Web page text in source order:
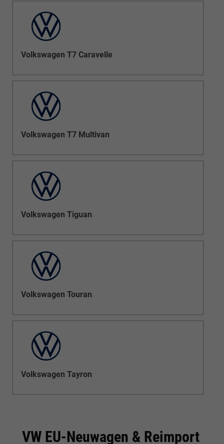
Volkswagen T7 Caravelle
Volkswagen T7 Multivan
Volkswagen Tiguan
Volkswagen Touran
Volkswagen Tayron
VW EU-Neuwagen & Reimport